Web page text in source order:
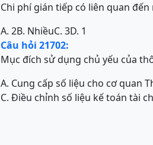
Chi phí gián tiếp có liên quan
A. 2B. NhiềuC. 3D. 1
Câu hỏi 21702:
Mục đích sử dụng chủ yếu của
A. Cung cấp số liệu cho cơ quan
C. Điều chỉnh số liệu kế toán tài